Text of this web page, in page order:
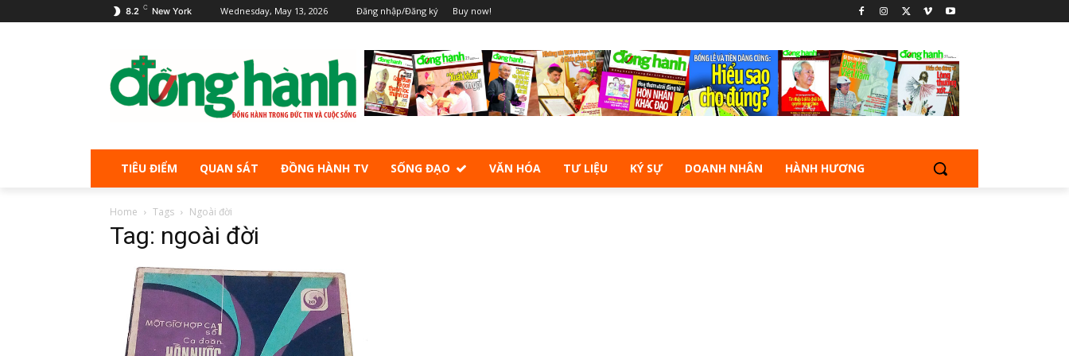
8.2 C New York Wednesday, May 13, 2026 Đăng nhập/Đăng ký Buy now!
TIÊU ĐIỂM QUAN SÁT ĐỒNG HÀNH TV SỐNG ĐẠO VĂN HÓA TƯ LIỆU KÝ SỰ DOANH NHÂN HÀNH HƯƠNG
Home Tags Ngoài đời
Tag: ngoài đời